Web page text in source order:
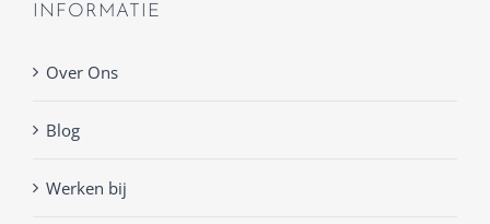
INFORMATIE
Over Ons
Blog
Werken bij